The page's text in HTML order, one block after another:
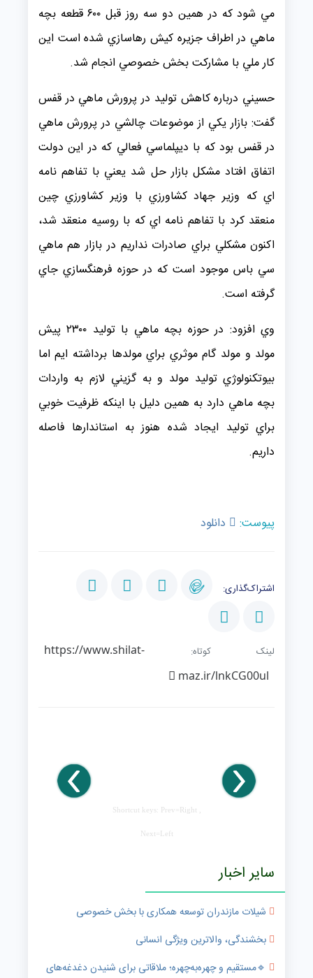
مي شود كه در همين دو سه روز قبل ۶۰۰ قطعه بچه
ماهي در اطراف جزيره كيش رهاسازي شده است اين
كار ملي با مشاركت بخش خصوصي انجام شد.
حسيني درباره كاهش توليد در پرورش ماهي در قفس
گفت: بازار يكي از موضوعات چالشي در پرورش ماهي
در قفس بود كه با ديپلماسي فعالي كه در اين دولت
اتفاق افتاد مشكل بازار حل شد يعني با تفاهم نامه
اي كه وزير جهاد كشاورزي با وزير كشاورزي چين
منعقد كرد با تفاهم نامه اي كه با روسيه منعقد شد،
اكنون مشكلي براي صادرات نداريم در بازار هم ماهي
سي باس موجود است كه در حوزه فرهنگسازي جاي
گرفته است.
وي افزود: در حوزه بچه ماهي با توليد ۲۳۰۰ پيش
مولد و مولد گام موثري براي مولدها برداشته ايم اما
بيوتكنولوژي توليد مولد و به گزيني لازم به واردات
بچه ماهي دارد به همين دليل با اينكه ظرفيت خوبي
براي توليد ايجاد شده هنوز به استاندارها فاصله
داريم.
پیوست: دانلود
اشتراک‌گذاری:
لینک کوتاه:https://www.shilat-
maz.ir/lnkCG00ul
Shortcut keys: Prev=Right ,
Next=Left
سایر اخبار
شیلات مازندران توسعه همکاری با بخش خصوصی
بخشندگی، والاترین ویژگی انسانی
🔹️مستقیم و چهره‌به‌چهره؛ ملاقاتی برای شنیدن دغدغه‌های